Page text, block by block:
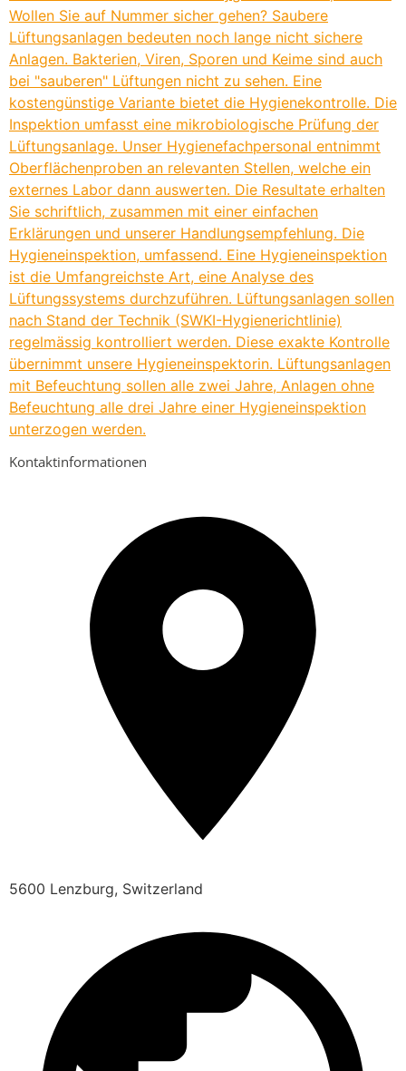
Wollen Sie auf Nummer sicher gehen? Saubere
Lüftungsanlagen bedeuten noch lange nicht sichere
Anlagen. Bakterien, Viren, Sporen und Keime sind auch
bei "sauberen" Lüftungen nicht zu sehen. Eine
kostengünstige Variante bietet die Hygienekontrolle. Die
Inspektion umfasst eine mikrobiologische Prüfung der
Lüftungsanlage. Unser Hygienefachpersonal entnimmt
Oberflächenproben an relevanten Stellen, welche ein
externes Labor dann auswerten. Die Resultate erhalten
Sie schriftlich, zusammen mit einer einfachen
Erklärungen und unserer Handlungsempfehlung. Die
Hygieneinspektion, umfassend. Eine Hygieneinspektion
ist die Umfangreichste Art, eine Analyse des
Lüftungssystems durchzuführen. Lüftungsanlagen sollen
nach Stand der Technik (SWKI-Hygienerichtlinie)
regelmässig kontrolliert werden. Diese exakte Kontrolle
übernimmt unsere Hygieneinspektorin. Lüftungsanlagen
mit Befeuchtung sollen alle zwei Jahre, Anlagen ohne
Befeuchtung alle drei Jahre einer Hygieneinspektion
unterzogen werden.
Kontaktinformationen
5600 Lenzburg, Switzerland